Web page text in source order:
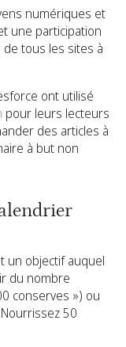
numériques et
une participation
tous les sites à
ont utilisé
pour leurs lecteurs
des articles à
à but non
un objectif auquel
du nombre
conserves ») ou
50